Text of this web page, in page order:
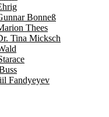
Bonneß
Thees
Tina Micksch
Fandyeyev